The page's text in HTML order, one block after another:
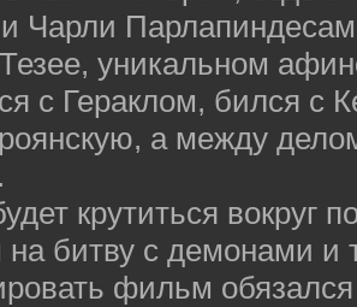
Чарли
уникальном
с Гераклом, бился с
а между
крутиться вокруг
на битву с демонами и
фильм